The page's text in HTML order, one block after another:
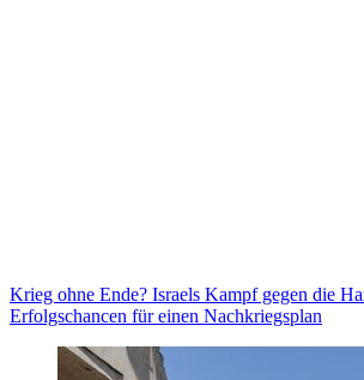
Krieg ohne Ende? Israels Kampf gegen die
Erfolgschancen für einen Nachkriegsplan